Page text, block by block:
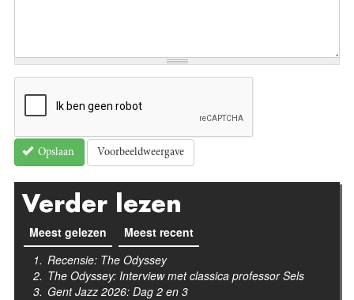
Opslaan Voorbeeldweergave
Verder lezen
Meest gelezen (actieve tabblad)
Meest recent
Recensie: The Odyssey
The Odyssey: Interview met classica professor Sels
Gent Jazz 2026: Dag 2 en 3